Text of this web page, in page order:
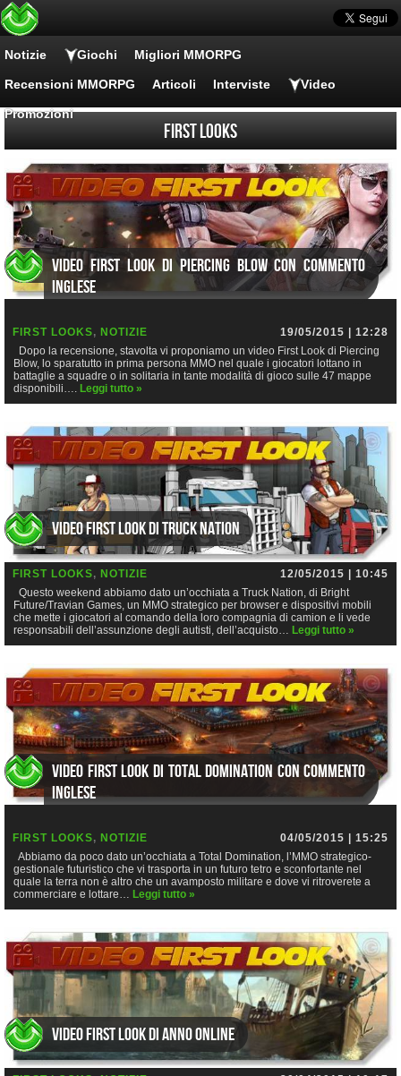
Notizie Giochi Migliori MMORPG
Recensioni MMORPG Articoli Interviste Video
Promozioni
First Looks
Video First Look di Piercing Blow con commento
inglese
FIRST LOOKS, NOTIZIE
19/05/2015 | 12:28
Dopo la recensione, stavolta vi proponiamo un video First Look di Piercing
Blow, lo sparatutto in prima persona MMO nel quale i giocatori lottano in
battaglie a squadre o in solitaria in tante modalità di gioco sulle 47 mappe
disponibili…. Leggi tutto »
Video First Look di Truck Nation
FIRST LOOKS, NOTIZIE
12/05/2015 | 10:45
Questo weekend abbiamo dato un’occhiata a Truck Nation, di Bright
Future/Travian Games, un MMO strategico per browser e dispositivi mobili
che mette i giocatori al comando della loro compagnia di camion e li vede
responsabili dell’assunzione degli autisti, dell’acquisto… Leggi tutto »
Video First Look di Total Domination con commento
inglese
FIRST LOOKS, NOTIZIE
04/05/2015 | 15:25
Abbiamo da poco dato un’occhiata a Total Domination, l’MMO strategico-
gestionale futuristico che vi trasporta in un futuro tetro e sconfortante nel
quale la terra non è altro che un avamposto militare e dove vi ritroverete a
commerciare e lottare… Leggi tutto »
Video First Look di Anno Online